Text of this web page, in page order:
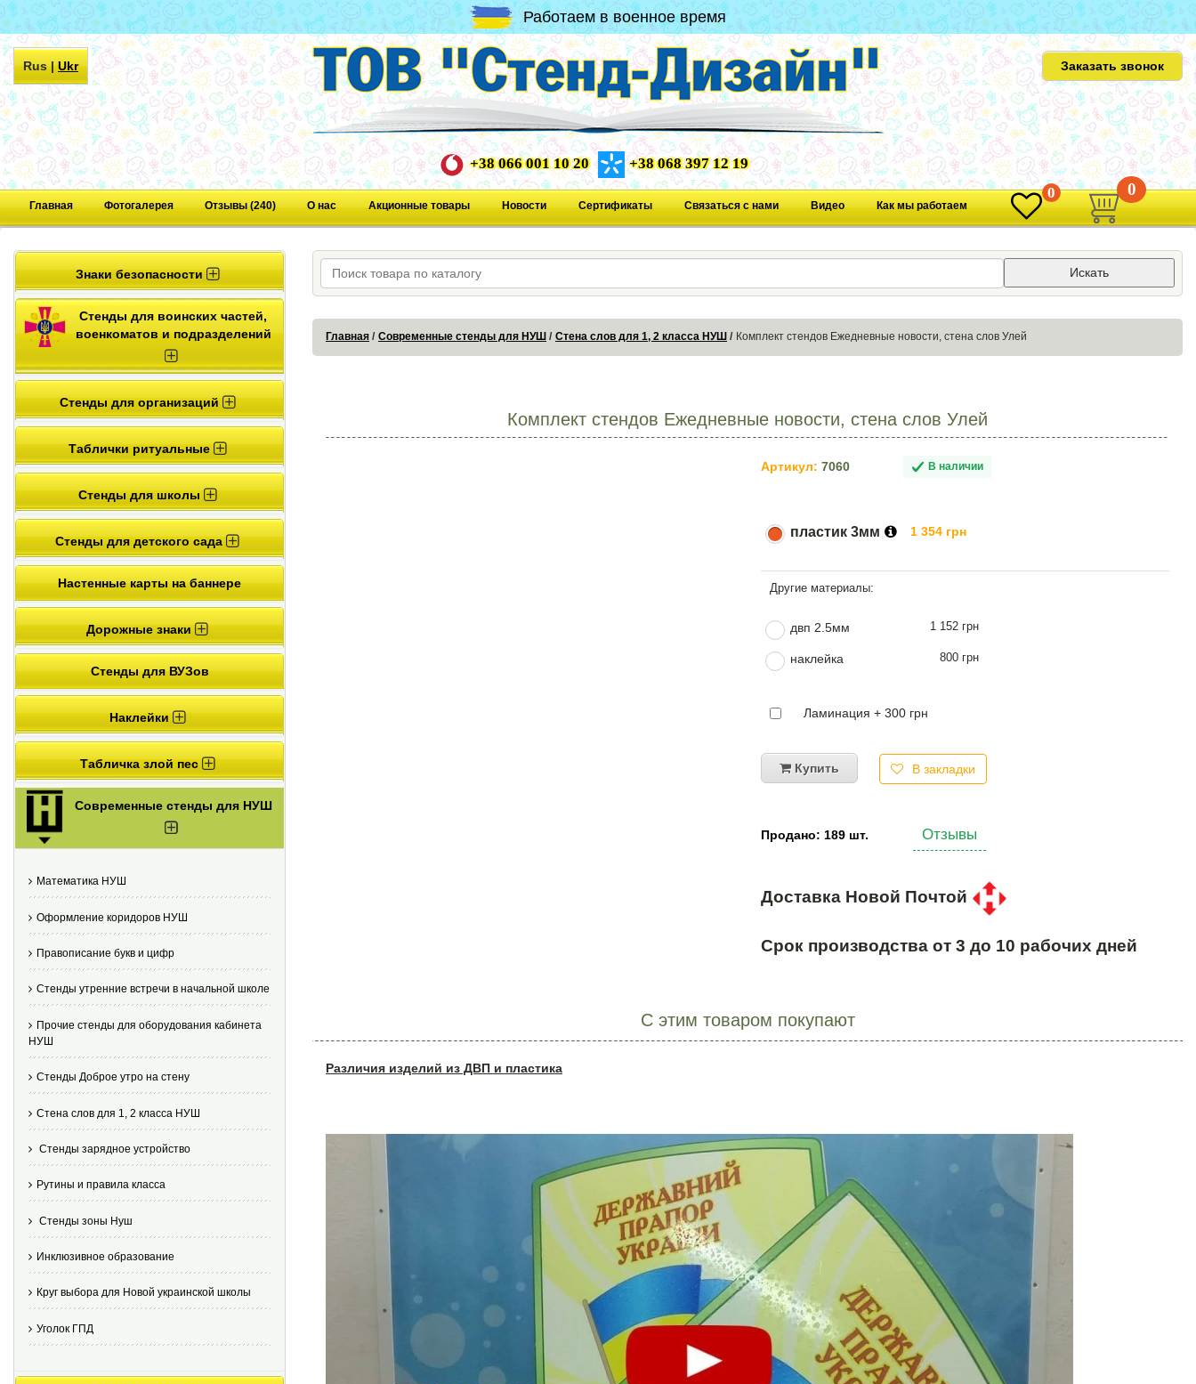
Работаем в военное время
Rus|Ukr Заказать звонок
+38 066 001 10 20 +38 068 397 12 19
Главная Фотогалерея Отзывы (240) О нас Акционные товары Новости Сертификаты Связаться с нами Видео Как мы работаем
0 0
Знаки безопасности
Стенды для воинских частей,
военкоматов и подразделений
Стенды для организаций
Таблички ритуальные
Стенды для школы
Стенды для детского сада
Настенные карты на баннере
Дорожные знаки
Стенды для ВУЗов
Наклейки
Табличка злой пес
Современные стенды для НУШ
Математика НУШ
Оформление коридоров НУШ
Правописание букв и цифр
Стенды утренние встречи в начальной школе
Прочие стенды для оборудования кабинета
НУШ
Стенды Доброе утро на стену
Стена слов для 1, 2 класса НУШ
Стенды зарядное устройство
Рутины и правила класса
Стенды зоны Нуш
Инклюзивное образование
Круг выбора для Новой украинской школы
Уголок ГПД
Искать
Главная Современные стенды для НУШ Стена слов для 1, 2 класса НУШ Комплект стендов Ежедневные новости, стена слов Улей
Комплект стендов Ежедневные новости, стена слов Улей
Артикул: 7060 В наличии
пластик 3мм 1 354 грн
двп 2.5мм 1 152 грн
наклейка 800 грн
Ламинация + 300 грн
Купить В закладки
Продано: 189 шт. Отзывы
Доставка Новой Почтой
Срок производства от 3 до 10 рабочих дней
С этим товаром покупают
Различия изделий из ДВП и пластика